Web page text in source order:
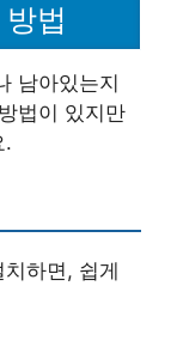
법
남아있는지
법이 있지만
.
하면, 쉽게